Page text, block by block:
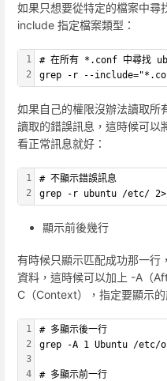
如果只想要從特定的檔案中
include 指定檔案類型：
1
2
# 在所有 *.conf 中尋找
grep -r --
如果自己的權限沒辦法讀取所
讀取的錯誤訊息，這時候可以
看正常訊息就好：
1
2
# 不顯示錯誤訊息
grep -r ubuntu /etc/
顯示前後幾行
有時候只顯示匹配成功那一行
資料，這時候可以加上 -A（
C（Context），指定要顯示的
1
2
3
4
# 多顯示後一行
grep -A 1 Ubuntu /etc/
# 多顯示前一行